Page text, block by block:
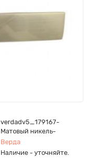
verdadv5_179167-
Матовый никель-
Верда
Наличие - уточняйте.